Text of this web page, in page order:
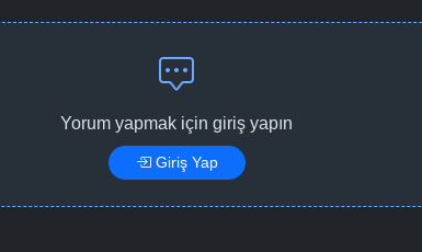
Bölüm No: 26
Yorum yapmak için giriş yapın
Giriş Yap